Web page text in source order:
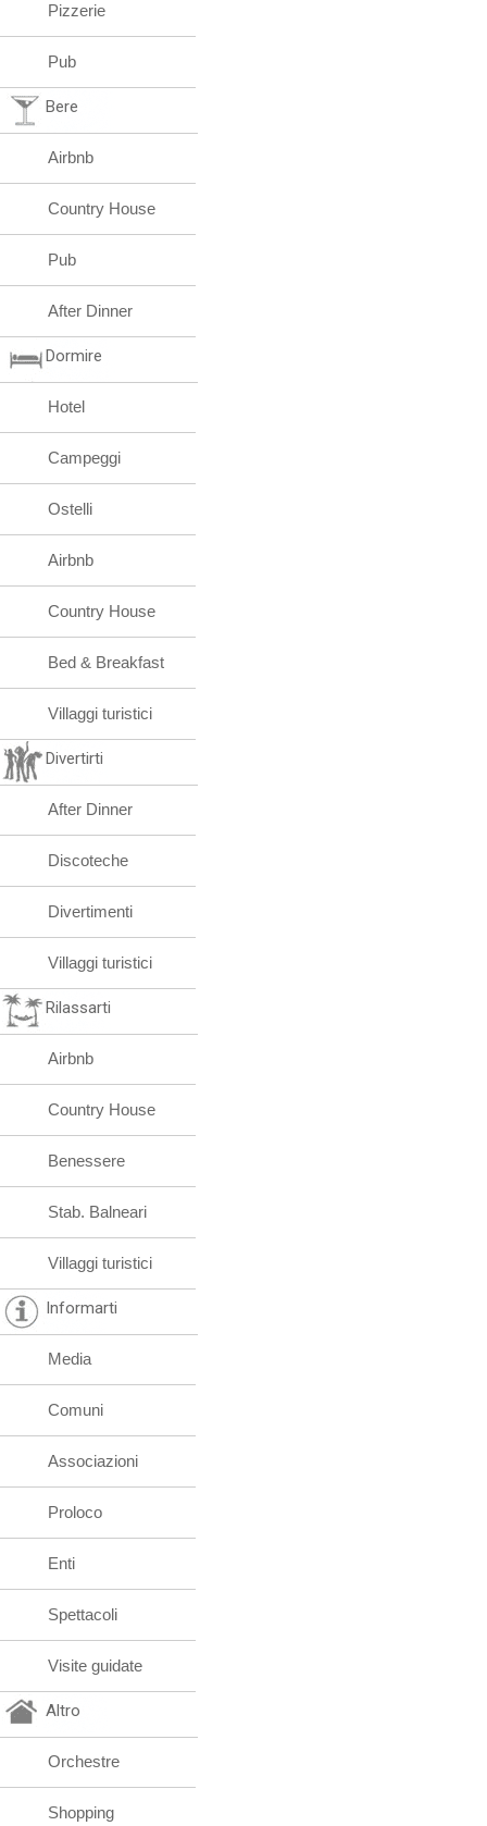
Pizzerie
Pub
Bere
Airbnb
Country House
Pub
After Dinner
Dormire
Hotel
Campeggi
Ostelli
Airbnb
Country House
Bed & Breakfast
Villaggi turistici
Divertirti
After Dinner
Discoteche
Divertimenti
Villaggi turistici
Rilassarti
Airbnb
Country House
Benessere
Stab. Balneari
Villaggi turistici
Informarti
Media
Comuni
Associazioni
Proloco
Enti
Spettacoli
Visite guidate
Altro
Orchestre
Shopping